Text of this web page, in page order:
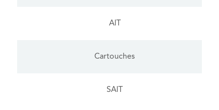
AIT
Cartouches
SAIT